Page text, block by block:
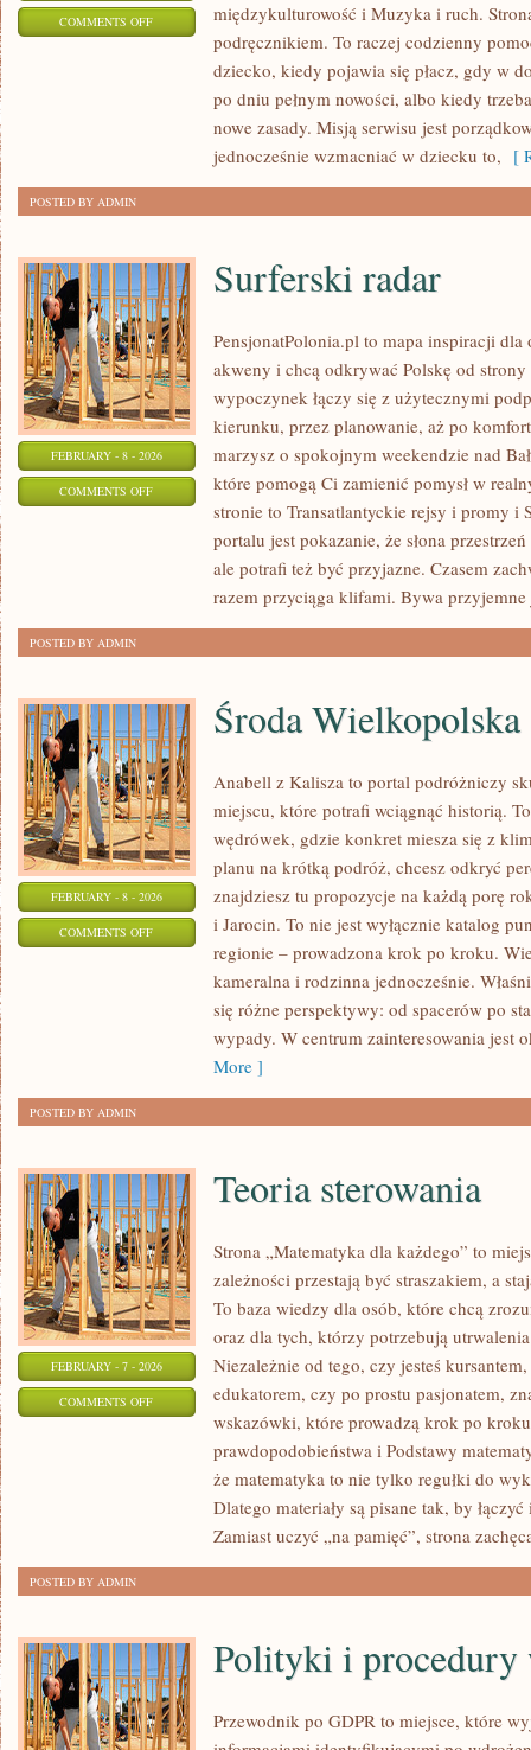
COMMENTS OFFON
SENSORYCZNE
międzykulturowość i Muzyka i ruch.
podręcznikiem. To raczej codzienny
dziecko, kiedy pojawia się płacz, gdy w
po dniu pełnym nowości, albo kiedy
nowe zasady. Misją serwisu jest
jednocześnie wzmacniać w dziecku to, [
POSTED BY ADMIN
FEBRUARY - 8 - 2026
COMMENTS OFFON
SURFERSKI
Surferski radar
PensjonatPolonia.pl to mapa inspiracji
akweny i chcą odkrywać Polskę od
wypoczynek łączy się z użytecznymi
kierunku, przez planowanie, aż po
marzysz o spokojnym weekendzie nad
które pomogą Ci zamienić pomysł w
stronie to Transatlantyckie rejsy i promy i
portalu jest pokazanie, że słona
ale potrafi też być przyjazne. Czasem
razem przyciąga klifami. Bywa
POSTED BY ADMIN
FEBRUARY - 8 - 2026
COMMENTS OFFON
WIELKOPOLSKA
Środa Wielkopolska
Anabell z Kalisza to portal podróżniczy
miejscu, które potrafi wciągnąć historią.
wędrówek, gdzie konkret miesza się z
planu na krótką podróż, chcesz odkryć
znajdziesz tu propozycje na każdą porę
i Jarocin. To nie jest wyłącznie katalog
regionie – prowadzona krok po kroku.
kameralna i rodzinna jednocześnie.
się różne perspektywy: od spacerów po
wypady. W centrum zainteresowania jest
More ]
POSTED BY ADMIN
FEBRUARY - 7 - 2026
COMMENTS OFFON
STEROWANIA
Teoria sterowania
Strona „Matematyka dla każdego” to
zależności przestają być straszakiem, a
To baza wiedzy dla osób, które chcą
oraz dla tych, którzy potrzebują
Niezależnie od tego, czy jesteś
edukatorem, czy po prostu pasjonatem,
wskazówki, które prowadzą krok po
prawdopodobieństwa i Podstawy
że matematyka to nie tylko regułki do
Dlatego materiały są pisane tak, by
Zamiast uczyć „na pamięć”, strona
POSTED BY ADMIN
Polityki i procedury
Przewodnik po GDPR to miejsce, które